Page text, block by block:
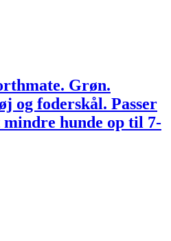
Grøn.
og foderskål. Passer
hunde op til 7-